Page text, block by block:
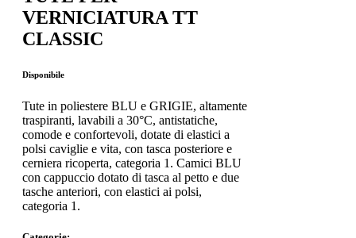
VERNICIATURA TT
CLASSIC
Disponibile
Tute in poliestere BLU e GRIGIE, altamente
traspiranti, lavabili a 30°C, antistatiche,
comode e confortevoli, dotate di elastici a
polsi caviglie e vita, con tasca posteriore e
cerniera ricoperta, categoria 1. Camici BLU
con cappuccio dotato di tasca al petto e due
tasche anteriori, con elastici ai polsi,
categoria 1.